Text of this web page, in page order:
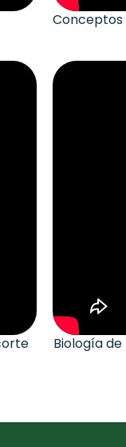
Conceptos
Biología de